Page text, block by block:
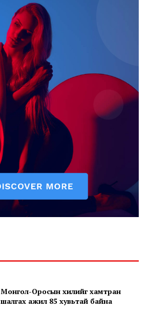
Монгол-Оросын хилийг хамтран
шалгах ажил 85 хувьтай байна